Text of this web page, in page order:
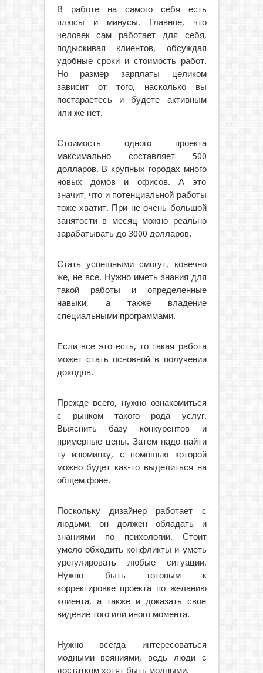
В работе на самого себя есть
плюсы и минусы. Главное, что
человек сам работает для себя,
подыскивая клиентов, обсуждая
удобные сроки и стоимость работ.
Но размер зарплаты целиком
зависит от того, насколько вы
постараетесь и будете активным
или же нет.
Стоимость одного проекта
максимально составляет 500
долларов. В крупных городах много
новых домов и офисов. А это
значит, что и потенциальной работы
тоже хватит. При не очень большой
занятости в месяц можно реально
зарабатывать до 3000 долларов.
Стать успешными смогут, конечно
же, не все. Нужно иметь знания для
такой работы и определенные
навыки, а также владение
специальными программами.
Если все это есть, то такая работа
может стать основной в получении
доходов.
Прежде всего, нужно ознакомиться
с рынком такого рода услуг.
Выяснить базу конкурентов и
примерные цены. Затем надо найти
ту изюминку, с помощью которой
можно будет как-то выделиться на
общем фоне.
Поскольку дизайнер работает с
людьми, он должен обладать и
знаниями по психологии. Стоит
умело обходить конфликты и уметь
урегулировать любые ситуации.
Нужно быть готовым к
корректировке проекта по желанию
клиента, а также и доказать свое
видение того или иного момента.
Нужно всегда интересоваться
модными веяниями, ведь люди с
достатком хотят быть модными.